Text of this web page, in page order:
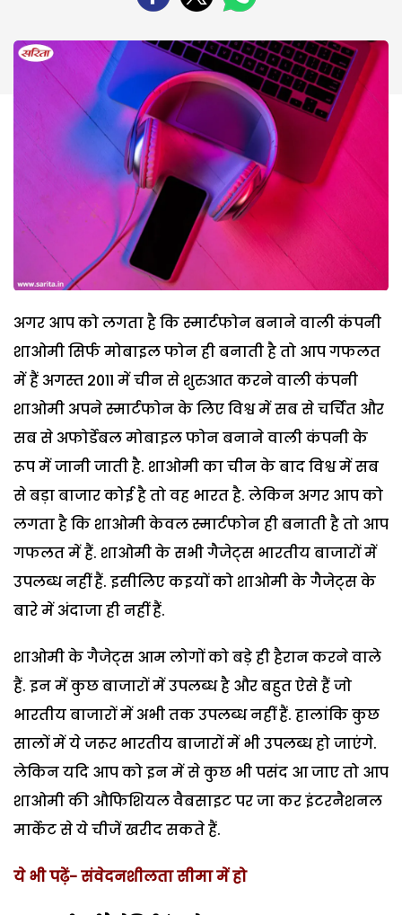
अगर आप को लगता है कि स्मार्टफोन बनाने वाली कंपनी
शाओमी सिर्फ मोबाइल फोन ही बनाती है तो आप गफलत
में हैं अगस्त 2011 में चीन से शुरुआत करने वाली कंपनी
शाओमी अपने स्मार्टफोन के लिए विश्व में सब से चर्चित और
सब से अफोर्डेबल मोबाइल फोन बनाने वाली कंपनी के
रूप में जानी जाती है. शाओमी का चीन के बाद विश्व में सब
से बड़ा बाजार कोई है तो वह भारत है. लेकिन अगर आप को
लगता है कि शाओमी केवल स्मार्टफोन ही बनाती है तो आप
गफलत में हैं. शाओमी के सभी गैजेट्स भारतीय बाजारों में
उपलब्ध नहीं हैं. इसीलिए कइयों को शाओमी के गैजेट्स के
बारे में अंदाजा ही नहीं हैं.
शाओमी के गैजेट्स आम लोगों को बड़े ही हैरान करने वाले
हैं. इन में कुछ बाजारों में उपलब्ध है और बहुत ऐसे हैं जो
भारतीय बाजारों में अभी तक उपलब्ध नहीं हैं. हालांकि कुछ
सालों में ये जरूर भारतीय बाजारों में भी उपलब्ध हो जाएंगे.
लेकिन यदि आप को इन में से कुछ भी पसंद आ जाए तो आप
शाओमी की औफिशियल वैबसाइट पर जा कर इंटरनैशनल
मार्केट से ये चीजें खरीद सकते हैं.
ये भी पढ़ें- संवेदनशीलता सीमा में हो